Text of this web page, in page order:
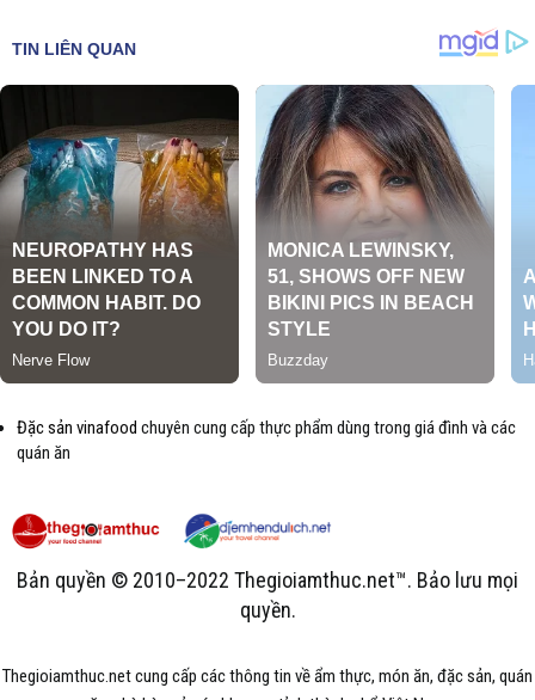
Đặc sản vinafood chuyên cung cấp thực phẩm dùng trong giá đình và các
quán ăn
Bản quyền © 2010–2022 Thegioiamthuc.net™. Bảo lưu mọi
quyền.
Thegioiamthuc.net cung cấp các thông tin về ẩm thực, món ăn, đặc sản, quán